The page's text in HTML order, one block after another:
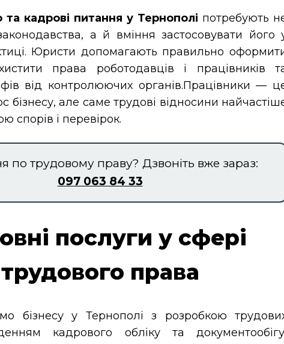
кадрові питання у Тернополі потребують
а й вміння застосовувати його
Юристи допомагають правильно
права роботодавців і працівників
від контролюючих органів.Працівники —
бізнесу, але саме трудові відносини
спорів і перевірок.
по трудовому праву? Дзвоніть вже зараз:
097 063 84 33
послуги у сфері
трудового права
бізнесу у Тернополі з розробкою
кадрового обліку та